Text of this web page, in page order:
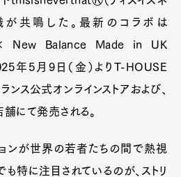
が共鳴した。最新のコラボは
New Balance Made in UK
年5月9日（金）よりT-HOUSE
ス公式オンラインストアおよび、
にて発売される。
ンが世界の若者たちの間で熱視
も特に注目されているのが、ストリ